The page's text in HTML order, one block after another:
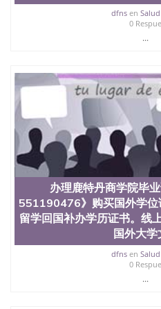
dfnsen
0
...
办理鹿特丹商学院毕
551190476》购买国外学
留学回国补办学历证书。线
国外大学
dfnsen
0
...